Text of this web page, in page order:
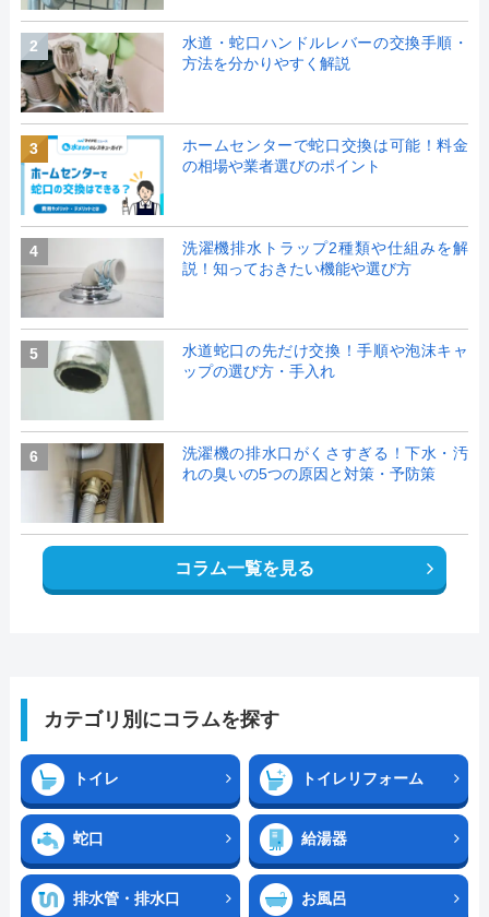
2
水道・蛇口ハンドルレバーの交換手順・
方法を分かりやすく解説
3
ホームセンターで蛇口交換は可能！料金
の相場や業者選びのポイント
4
洗濯機排水トラップ2種類や仕組みを解
説！知っておきたい機能や選び方
5
水道蛇口の先だけ交換！手順や泡沫キャ
ップの選び方・手入れ
6
洗濯機の排水口がくさすぎる！下水・汚
れの臭いの5つの原因と対策・予防策
コラム一覧を見る
カテゴリ別にコラムを探す
トイレ トイレリフォーム
蛇口 給湯器
排水管・排水口 お風呂